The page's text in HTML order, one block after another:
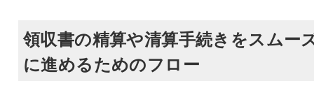
領収書の精算や清算手続きをスムー
に進めるためのフロー